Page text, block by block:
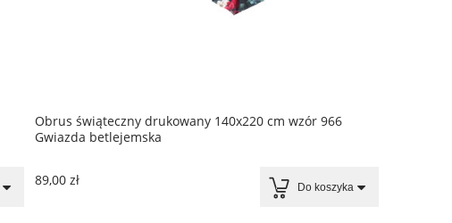
Obrus świąteczny drukowany 140x220 cm wzór 966
Gwiazda betlejemska
89,00 zł Do koszyka